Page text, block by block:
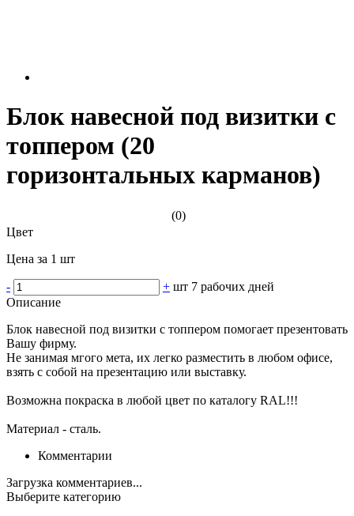
Блок навесной под визитки с
топпером (20
горизонтальных карманов)
(0)
Цвет
Цена за 1 шт
- + шт 7 рабочих дней
Описание
Блок навесной под визитки с топпером помогает презентовать
Вашу фирму.
Не занимая мгого мета, их легко разместить в любом офисе,
взять с собой на презентацию или выставку.
Возможна покраска в любой цвет по каталогу RAL!!!
Материал - сталь.
Комментарии
Загрузка комментариев...
Выберите категорию